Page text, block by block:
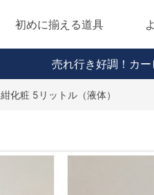
初めに揃える道具
売れ行き好調！カ
紺化粧 5リットル（液体）